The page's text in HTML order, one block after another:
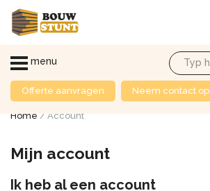
menu
Offerte aanvragen Neem contact op
Home / Account
Mijn account
Ik heb al een account